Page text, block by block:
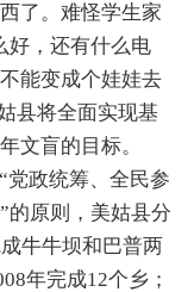
了。难怪学生家
好，还有什么电
能变成个娃娃去
将全面实现基
文盲的目标。
政统筹、全民参
的原则，美姑县分
牛牛坝和巴普两
年完成12个乡；